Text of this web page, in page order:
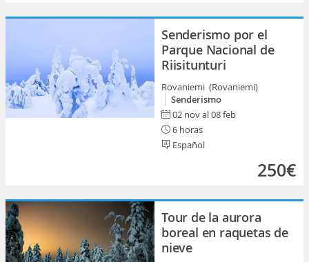
Senderismo por el
Parque Nacional de
Riisitunturi
Rovaniemi (Rovaniemi)
Senderismo
02 nov al 08 feb
6 horas
Español
250€
Tour de la aurora
boreal en raquetas de
nieve